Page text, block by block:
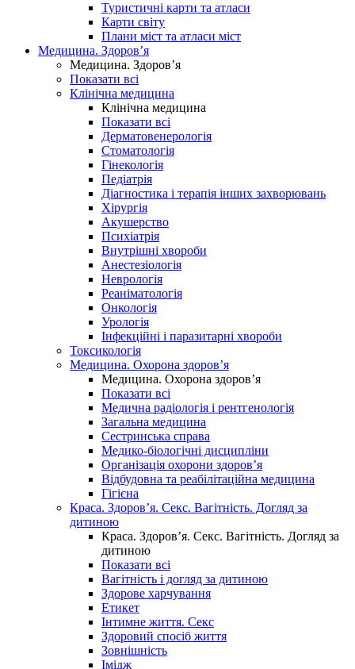
Туристичні карти та атласи
Карти світу
Плани міст та атласи міст
Медицина. Здоров’я
Медицина. Здоров’я
Показати всі
Клінічна медицина
Клінічна медицина
Показати всі
Дерматовенерологія
Стоматологія
Гінекологія
Педіатрія
Діагностика і терапія інших захворювань
Хірургія
Акушерство
Психіатрія
Внутрішні хвороби
Анестезіологія
Неврологія
Реаніматологія
Онкологія
Урологія
Інфекційні і паразитарні хвороби
Токсикологія
Медицина. Охорона здоров’я
Медицина. Охорона здоров’я
Показати всі
Медична радіологія і рентгенологія
Загальна медицина
Сестринська справа
Медико-біологічні дисципліни
Організація охорони здоров’я
Відбудовна та реабілітаційна медицина
Гігієна
Краса. Здоров’я. Секс. Вагітність. Догляд за
дитиною
Краса. Здоров’я. Секс. Вагітність. Догляд за
дитиною
Показати всі
Вагітність і догляд за дитиною
Здорове харчування
Етикет
Інтимне життя. Секс
Здоровий спосіб життя
Зовнішність
Імідж